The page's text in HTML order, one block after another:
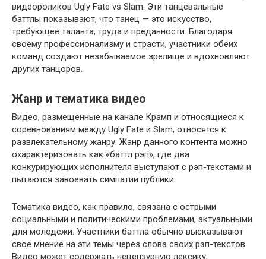
видеороликов Ugly Fate vs Slam. Эти танцевальные
баттлы показывают, что танец — это искусство,
требующее таланта, труда и преданности. Благодаря
своему профессионализму и страсти, участники обеих
команд создают незабываемое зрелище и вдохновляют
других танцоров.
Жанр и тематика видео
Видео, размещенные на канале Крамп и относящиеся к
соревнованиям между Ugly Fate и Slam, относятся к
развлекательному жанру. Жанр данного контента можно
охарактеризовать как «баттл рэп», где два
конкурирующих исполнителя выступают с рэп-текстами и
пытаются завоевать симпатии публики.
Тематика видео, как правило, связана с острыми
социальными и политическими проблемами, актуальными
для молодежи. Участники баттла обычно высказывают
свое мнение на эти темы через слова своих рэп-текстов.
Видео может содержать нецензурную лексику,